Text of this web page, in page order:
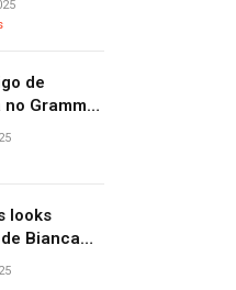
mesmo
de
Grammy?
surgiu
Censori,
looks
Bianca
de
que